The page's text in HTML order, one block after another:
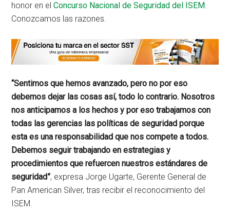
honor en elConcurso Nacional de Seguridad del ISEM.
Conozcamos las razones.
“Sentimos que hemos avanzado, pero no por eso
debemos dejar las cosas así, todo lo contrario. Nosotros
nos anticipamos a los hechos y por eso trabajamos con
todas las gerencias las políticas de seguridad porque
esta es una responsabilidad que nos compete a todos.
Debemos seguir trabajando en estrategias y
procedimientos que refuercen nuestros estándares de
seguridad”, expresa Jorge Ugarte, Gerente General de
Pan American Silver, tras recibir el reconocimiento del
ISEM.